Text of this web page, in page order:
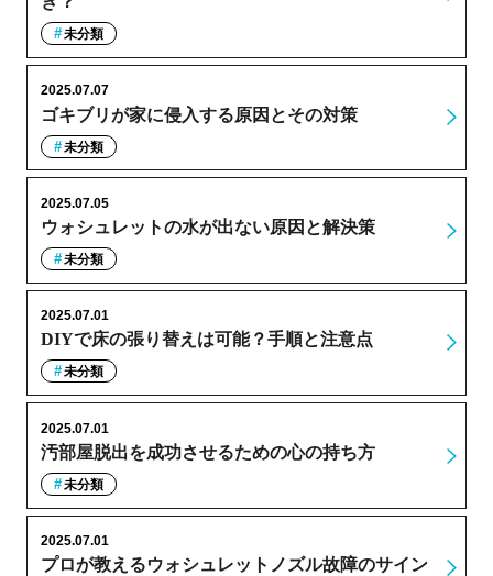
未分類
ゴキブリが家に侵入する原因とその対策
2025.07.07
未分類
ウォシュレットの水が出ない原因と解決策
2025.07.05
未分類
DIYで床の張り替えは可能？手順と注意点
2025.07.01
未分類
汚部屋脱出を成功させるための心の持ち方
2025.07.01
未分類
プロが教えるウォシュレットノズル故障のサイン
2025.07.01